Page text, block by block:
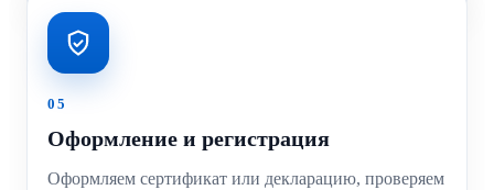
05
Оформление и регистрация
Оформляем сертификат или декларацию, проверяем